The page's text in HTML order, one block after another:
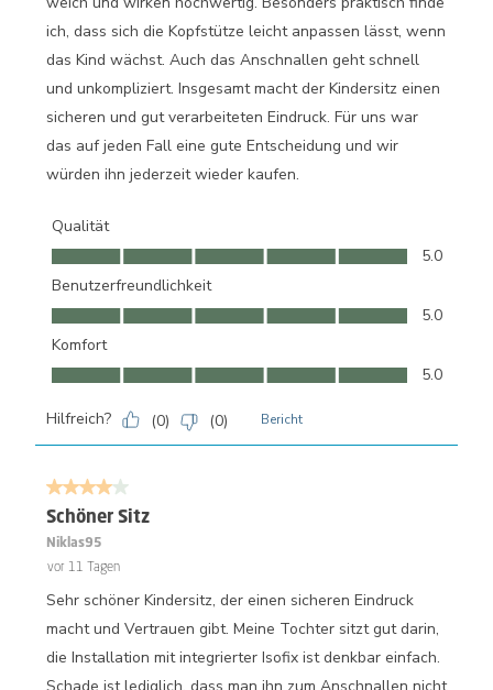
ich, dass sich die Kopfstütze leicht anpassen lässt, wenn
das Kind wächst. Auch das Anschnallen geht schnell
und unkompliziert. Insgesamt macht der Kindersitz einen
sicheren und gut verarbeiteten Eindruck. Für uns war
das auf jeden Fall eine gute Entscheidung und wir
würden ihn jederzeit wieder kaufen.
Qualität
Qualität, 5.0 von 5
5.0
Benutzerfreundlichkeit
Benutzerfreundlichkeit, 5.0 von 5
5.0
Komfort
Komfort, 5.0 von 5
5.0
Hilfreich? (0) (0) Bericht
4 von 5 Sternen.
Schöner Sitz
Niklas95
vor 11 Tagen
Sehr schöner Kindersitz, der einen sicheren Eindruck
macht und Vertrauen gibt. Meine Tochter sitzt gut darin,
die Installation mit integrierter Isofix ist denkbar einfach.